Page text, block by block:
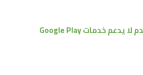
لايدعم خدمات Google Play